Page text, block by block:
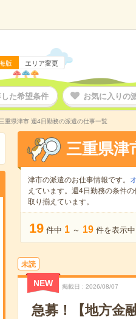
版 エリア変更
た希望条件 お気に入りの
三重県津市 週4日勤務の派遣の仕事一覧
三重県津
津市の派遣のお仕事情報です。
えています。週4日勤務の条件の
取り揃えています。
19 件中 1 ～ 19 件を表示中
未読
NEW 掲載日 2026/08/07
急募！【地方金